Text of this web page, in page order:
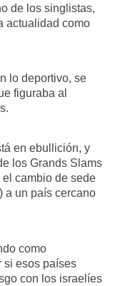
de los singlistas,
actualidad como
lo deportivo, se
figuraba al
en ebullición, y
los Grands Slams
cambio de sede
a un país cercano
como
si esos países
con los israelíes